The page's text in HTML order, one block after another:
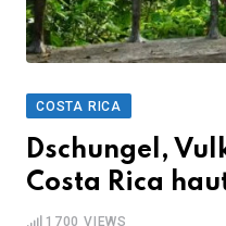
COSTA RICA
Dschungel,
Costa Rica
1700 VIEWS